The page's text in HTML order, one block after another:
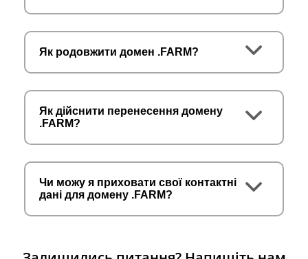
Як родовжити домен .FARM?
Як дійснити перенесення домену
.FARM?
Чи можу я приховати свої контактні
дані для домену .FARM?